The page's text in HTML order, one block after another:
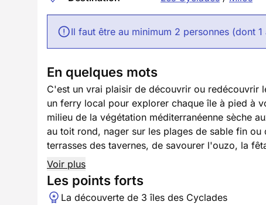
Il faut être au minimum 2 personnes (dont
En quelques mots
C'est un vrai plaisir de découvrir ou redécouvrir
un ferry local pour explorer chaque île à pied à
milieu de la végétation méditerranéenne sèche
au toit rond, nager sur les plages de sable fin
terrasses des tavernes, de savourer l'ouzo, la
Voir plus
Les points forts
La découverte de 3 îles des Cyclades